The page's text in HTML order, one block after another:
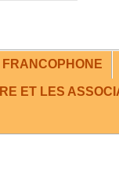
ET LES